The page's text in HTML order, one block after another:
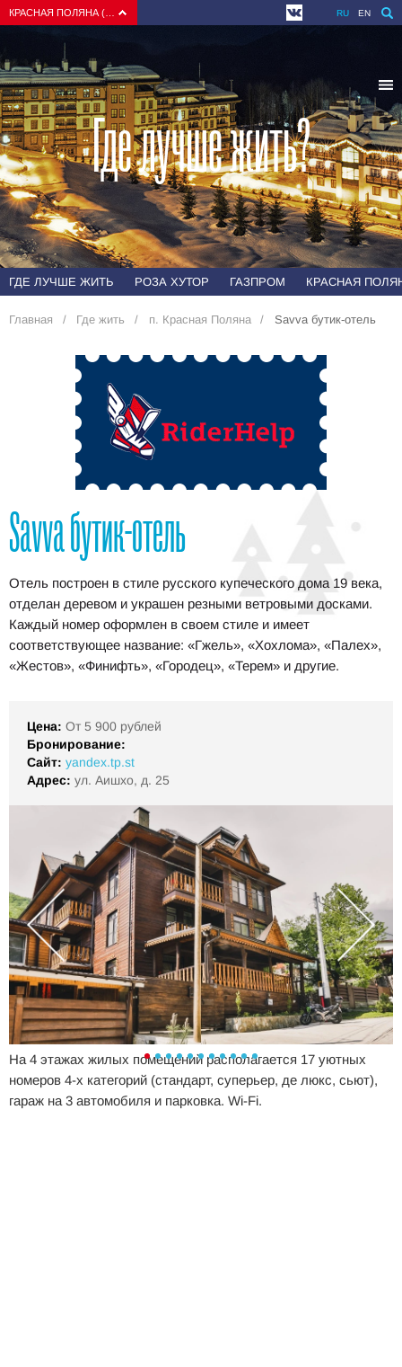
RU EN
Где лучше жить?
ГДЕ ЛУЧШЕ ЖИТЬ РОЗА ХУТОР ГАЗПРОМ КРАСНАЯ
Главная Где жить п. Красная Поляна Savva бутик-отель
Savva бутик-отель
Отель построен в стиле русского купеческого дома 19 века,
отделан деревом и украшен резными ветровыми досками.
Каждый номер оформлен в своем стиле и имеет
соответствующее название: «Гжель», «Хохлома», «Палех»,
«Жестов», «Финифть», «Городец», «Терем» и другие.
Цена: От 5 900 рублей
Бронирование:
Сайт: yandex.tp.st
Адрес: ул. Аишхо, д. 25
На 4 этажах жилых помещений располагается 17 уютных
номеров 4-х категорий (стандарт, суперьер, де люкс, сьют),
гараж на 3 автомобиля и парковка. Wi-Fi.